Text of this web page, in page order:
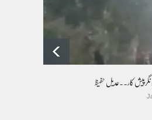
کار۔۔عدیل حفیظ